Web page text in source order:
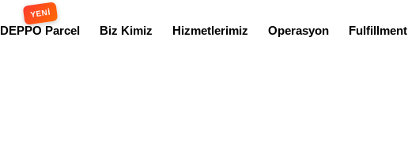
DEPPO Parcel Biz Kimiz Hizmetlerimiz Operasyon Fulfillment